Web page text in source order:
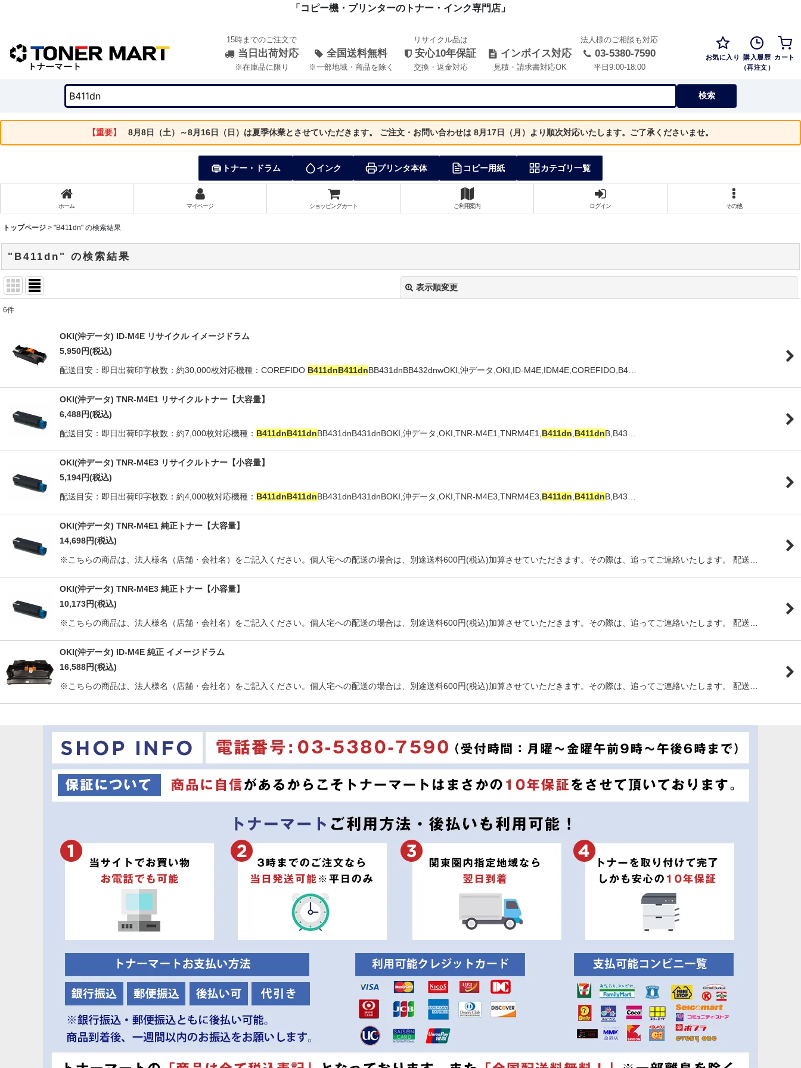
「コピー機・プリンターのトナー・インク専門店」
15時までのご注文で
当日出荷対応
※在庫品に限り
全国送料無料
※一部地域・商品を除く
リサイクル品は
安心10年保証
交換・返金対応
インボイス対応
見積・請求書対応OK
法人様のご相談も対応
03-5380-7590
平日9:00-18:00
お気に入り 購入履歴
（再注文）
カート
検索
【重要】 8月8日（土）～8月16日（日）は夏季休業とさせていただきます。 ご注文・お問い合わせは 8月17日（月）より順次対応いたします。ご了承くださいませ。
トナー・ドラム インク プリンタ本体 コピー用紙 カテゴリ一覧
ホーム マイページ ショッピングカート ご利用案内 ログイン その他
トップページ > "B411dn" の検索結果
"B411dn" の検索結果
表示順変更
表示数
6件
OKI(沖データ) ID-M4E リサイクル イメージドラム
5,950円(税込)
配送目安：即日出荷印字枚数：約30,000枚対応機種：COREFIDO B411dnB411dnBB431dnBB432dnwOKI,沖データ,OKI,ID-M4E,IDM4E,COREFIDO,B4…
OKI(沖データ) TNR-M4E1 リサイクルトナー【大容量】
6,488円(税込)
配送目安：即日出荷印字枚数：約7,000枚対応機種： B411dnB411dnBB431dnB431dnBOKI,沖データ,OKI,TNR-M4E1,TNRM4E1, B411dn B411dnB,B43…
OKI(沖データ) TNR-M4E3 リサイクルトナー【小容量】
5,194円(税込)
配送目安：即日出荷印字枚数：約4,000枚対応機種： B411dnB411dnBB431dnB431dnBOKI,沖データ,OKI,TNR-M4E3,TNRM4E3, B411dn B411dnB,B43…
OKI(沖データ) TNR-M4E1 純正トナー【大容量】
14,698円(税込)
※こちらの商品は、法人様名（店舗・会社名）をご記入ください。個人宅への配送の場合は、別途送料600円(税込)加算させていただきます。その際は、追ってご連絡いたします。 配送…
OKI(沖データ) TNR-M4E3 純正トナー【小容量】
10,173円(税込)
※こちらの商品は、法人様名（店舗・会社名）をご記入ください。個人宅への配送の場合は、別途送料600円(税込)加算させていただきます。その際は、追ってご連絡いたします。 配送…
OKI(沖データ) ID-M4E 純正 イメージドラム
16,588円(税込)
※こちらの商品は、法人様名（店舗・会社名）をご記入ください。個人宅への配送の場合は、別途送料600円(税込)加算させていただきます。その際は、追ってご連絡いたします。 配送…